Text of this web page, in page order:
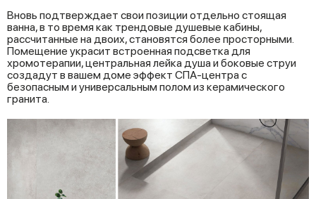
Вновь подтверждает свои позиции отдельно стоящая
ванна, в то время как трендовые душевые кабины,
рассчитанные на двоих, становятся более просторными.
Помещение украсит встроенная подсветка для
хромотерапии, центральная лейка душа и боковые струи
создадут в вашем доме эффект СПА-центра с
безопасным и универсальным полом из керамического
гранита.